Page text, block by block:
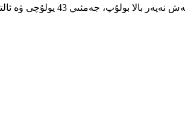
ئورلوۋ يوقاپ كەتكەن ئايروپىلاننى ئىزدەش خىزمىتىنىڭ داۋاملىشىۋاتقانلىقىنى